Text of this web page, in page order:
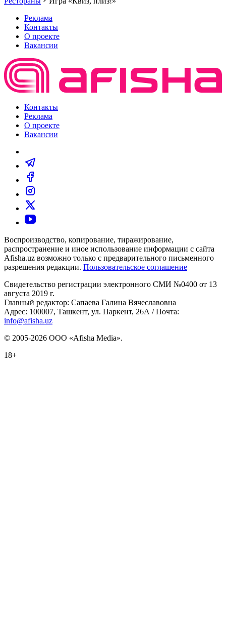
Реклама
Контакты
О проекте
Вакансии
Контакты
Реклама
О проекте
Вакансии
Воспроизводство, копирование, тиражирование,
распространение и иное использование информации с сайта
Afisha.uz возможно только с предварительного письменного
разрешения редакции. Пользовательское соглашение
Свидетельство регистрации электронного СМИ №0400 от 13
августа 2019 г.
Главный редактор: Сапаева Галина Вячеславовна
Адрес: 100007, Ташкент, ул. Паркент, 26А / Почта:
info@afisha.uz
© 2005-2026 ООО «Afisha Media».
18+